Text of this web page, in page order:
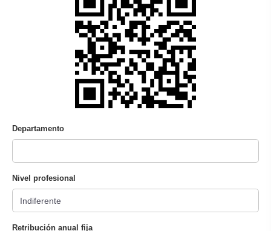
Departamento
Nivel profesional
Retribución anual fija